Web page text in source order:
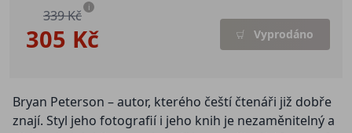
305 Kč
339 Kč i
Vyprodáno
Bryan Peterson – autor, kterého čeští čtenáři již dobře
znají. Styl jeho fotografií i jeho knih je nezaměnitelný a